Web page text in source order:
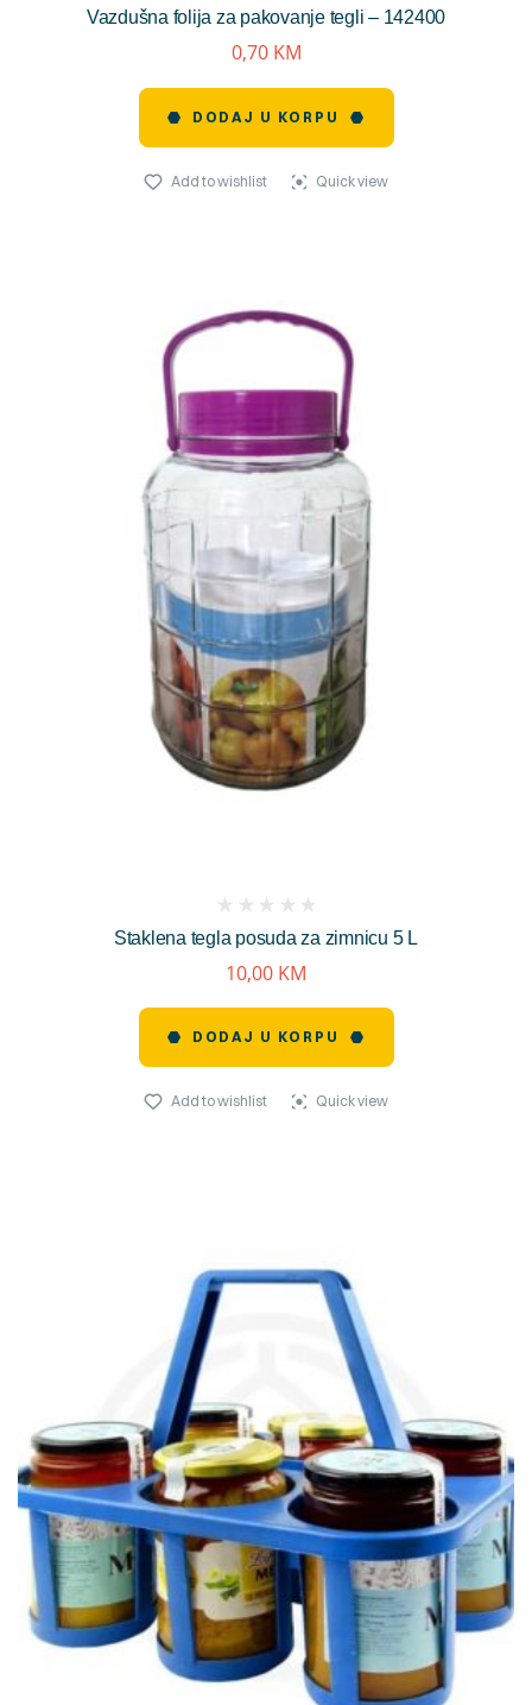
Vazdušna folija za pakovanje tegli – 142400
reviews)
0,70 KM
DODAJ U KORPU
Add to wishlist Quick view
Staklena tegla posuda za zimnicu 5 L
reviews)
10,00 KM
DODAJ U KORPU
Add to wishlist Quick view